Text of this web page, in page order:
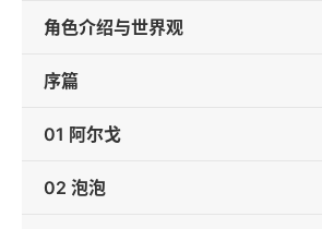
角色介绍与世界观
序篇
01 阿尔戈
02 泡泡